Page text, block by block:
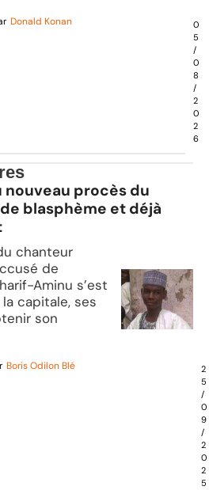
Donald Konan
0
5
/
0
8
/
2
0
2
6
nouveau procès du
blasphème et déjà
chanteur
de
Aminu s’est
capitale, ses
son
Boris Odilon Blé
2
5
/
0
9
/
2
0
2
5